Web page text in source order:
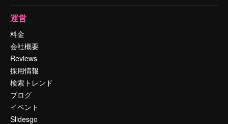
運営
料金
会社概要
Reviews
採用情報
検索トレンド
ブログ
イベント
Slidesgo